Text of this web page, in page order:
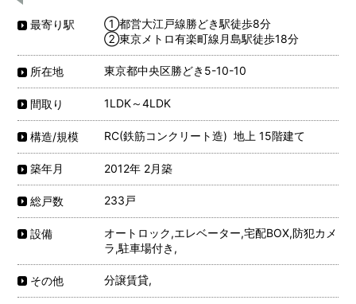
最寄り駅
①都営大江戸線勝どき駅徒歩8分
②東京メトロ有楽町線月島駅徒歩18分
所在地 東京都中央区勝どき5-10-10
間取り 1LDK～4LDK
構造/規模 RC(鉄筋コンクリート造) 地上 15階建て
築年月 2012年 2月築
総戸数 233戸
設備
オートロック,エレベーター,宅配BOX,防犯カメ
ラ,駐車場付き,
その他 分譲賃貸,